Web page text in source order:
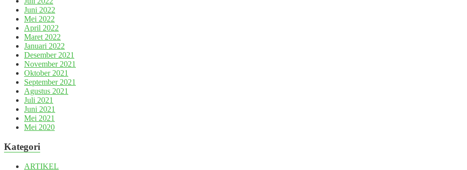
Juni 2022
Mei 2022
April 2022
Maret 2022
Januari 2022
Desember 2021
November 2021
Oktober 2021
September 2021
Agustus 2021
Juli 2021
Juni 2021
Mei 2021
Mei 2020
Kategori
ARTIKEL